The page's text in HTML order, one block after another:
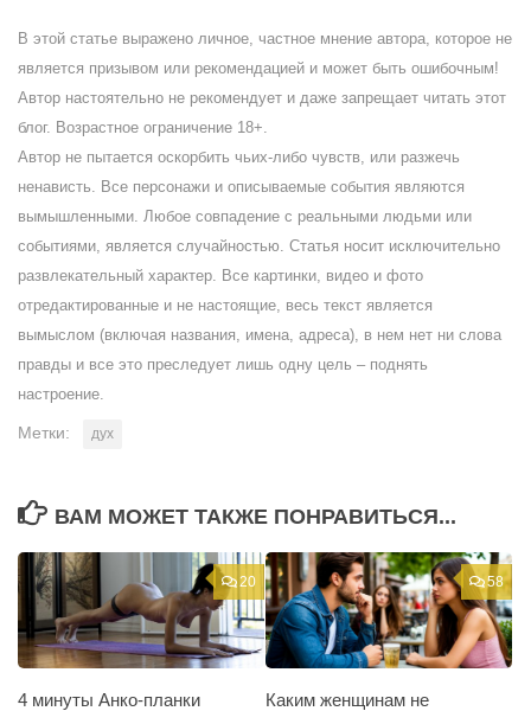
В этой статье выражено личное, частное мнение автора, которое не
является призывом или рекомендацией и может быть ошибочным!
Автор настоятельно не рекомендует и даже запрещает читать этот
блог. Возрастное ограничение 18+.
Автор не пытается оскорбить чьих-либо чувств, или разжечь
ненависть. Все персонажи и описываемые события являются
вымышленными. Любое совпадение с реальными людьми или
событиями, является случайностью. Статья носит исключительно
развлекательный характер. Все картинки, видео и фото
отредактированные и не настоящие, весь текст является
вымыслом (включая названия, имена, адреса), в нем нет ни слова
правды и все это преследует лишь одну цель – поднять
настроение.
Метки: дух
ВАМ МОЖЕТ ТАКЖЕ ПОНРАВИТЬСЯ...
20
4 минуты Анко-планки
58
Каким женщинам не